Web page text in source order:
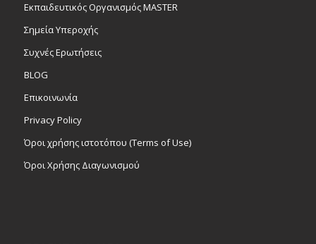
Εκπαιδευτικός Οργανισμός MASTER
Σημεία Υπεροχής
Συχνές Ερωτήσεις
BLOG
Επικοινωνία
Privacy Policy
Όροι χρήσης ιστοτόπου (Terms of Use)
Όροι Χρήσης Διαγωνισμού